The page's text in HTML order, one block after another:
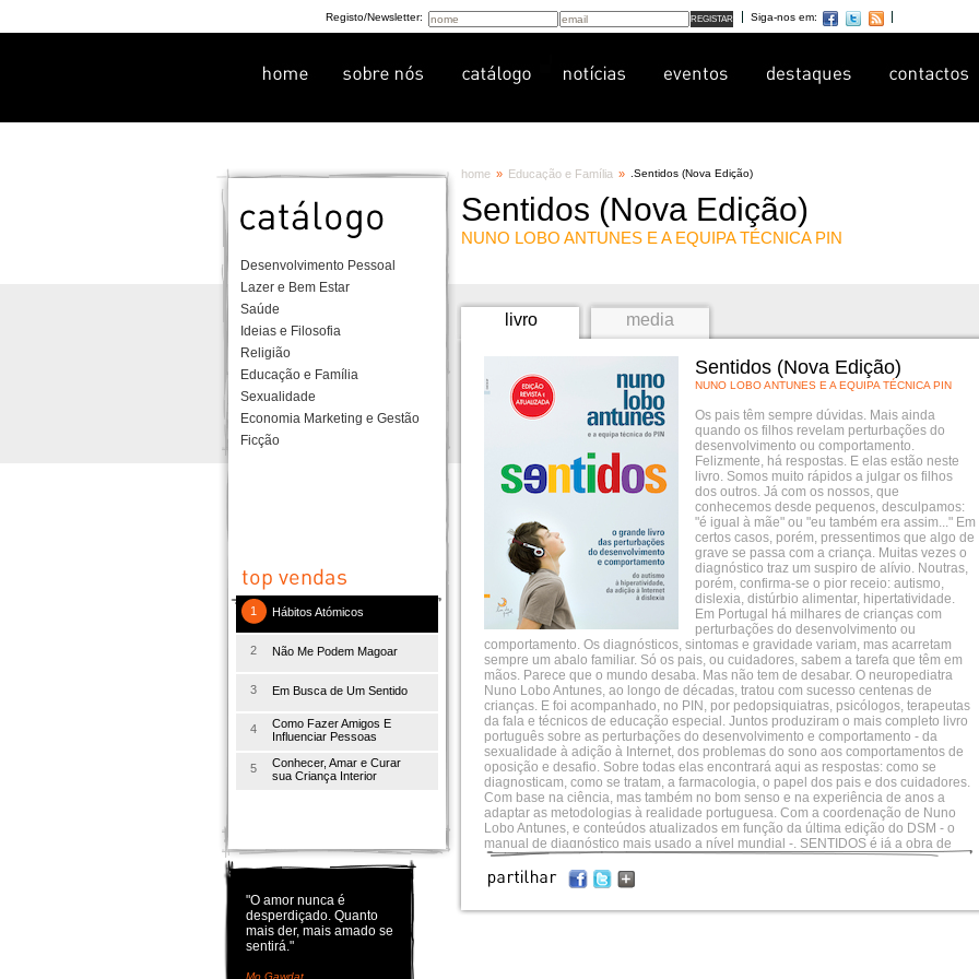
Registo/Newsletter: Siga-nos em:
Desenvolvimento Pessoal
Lazer e Bem Estar
Saúde
Ideias e Filosofia
Religião
Educação e Família
Sexualidade
Economia Marketing e Gestão
Ficção
1 Hábitos Atómicos
2 Não Me Podem Magoar
3 Em Busca de Um Sentido
4
Como Fazer Amigos E
Influenciar Pessoas
5
Conhecer, Amar e Curar
sua Criança Interior
"O amor nunca é
desperdiçado. Quanto
mais der, mais amado se
sentirá."
Mo Gawdat
home » Educação e Família » Sentidos (Nova Edição)
Sentidos (Nova Edição)
NUNO LOBO ANTUNES E A EQUIPA TÉCNICA PIN
livro media
Sentidos (Nova Edição)
NUNO LOBO ANTUNES E A EQUIPA TÉCNICA PIN
Os pais têm sempre dúvidas. Mais ainda
quando os filhos revelam perturbações do
desenvolvimento ou comportamento.
Felizmente, há respostas. E elas estão neste
livro. Somos muito rápidos a julgar os filhos
dos outros. Já com os nossos, que
conhecemos desde pequenos, desculpamos:
"é igual à mãe" ou "eu também era assim..." Em
certos casos, porém, pressentimos que algo de
grave se passa com a criança. Muitas vezes o
diagnóstico traz um suspiro de alívio. Noutras,
porém, confirma-se o pior receio: autismo,
dislexia, distúrbio alimentar, hipertatividade.
Em Portugal há milhares de crianças com
perturbações do desenvolvimento ou
comportamento. Os diagnósticos, sintomas e gravidade variam, mas acarretam
sempre um abalo familiar. Só os pais, ou cuidadores, sabem a tarefa que têm em
mãos. Parece que o mundo desaba. Mas não tem de desabar. O neuropediatra
Nuno Lobo Antunes, ao longo de décadas, tratou com sucesso centenas de
crianças. E foi acompanhado, no PIN, por pedopsiquiatras, psicólogos, terapeutas
da fala e técnicos de educação especial. Juntos produziram o mais completo livro
português sobre as perturbações do desenvolvimento e comportamento - da
sexualidade à adição à Internet, dos problemas do sono aos comportamentos de
oposição e desafio. Sobre todas elas encontrará aqui as respostas: como se
diagnosticam, como se tratam, a farmacologia, o papel dos pais e dos cuidadores.
Com base na ciência, mas também no bom senso e na experiência de anos a
adaptar as metodologias à realidade portuguesa. Com a coordenação de Nuno
Lobo Antunes, e conteúdos atualizados em função da última edição do DSM - o
manual de diagnóstico mais usado a nível mundial -, SENTIDOS é já a obra de
referência nesta área. Para pais, professores, psicólogos, médicos e até crianças e
adolescentes suficientemente curiosos para quererem aprender.